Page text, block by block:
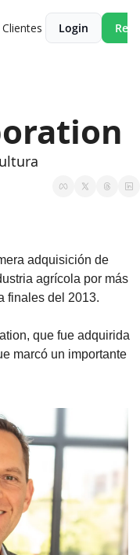
de Cultivos
Login
adquisición de
agrícola por más
finales del 2013.
que fue adquirida
marcó un importante